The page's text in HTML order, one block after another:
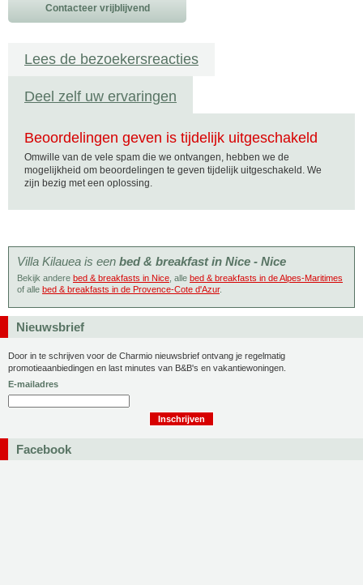
Contacteer vrijblijvend
Lees de bezoekersreacties
Deel zelf uw ervaringen
Beoordelingen geven is tijdelijk uitgeschakeld
Omwille van de vele spam die we ontvangen, hebben we de
mogelijkheid om beoordelingen te geven tijdelijk uitgeschakeld. We
zijn bezig met een oplossing.
Villa Kilauea is een bed & breakfast in Nice - Nice
Bekijk andere bed & breakfasts in Nice , alle bed & breakfasts in de Alpes-Maritimes
of alle bed & breakfasts in de Provence-Cote d'Azur.
Nieuwsbrief
Door in te schrijven voor de Charmio nieuwsbrief ontvang je regelmatig
promotieaanbiedingen en last minutes van B&B's en vakantiewoningen.
E-mailadres
Facebook